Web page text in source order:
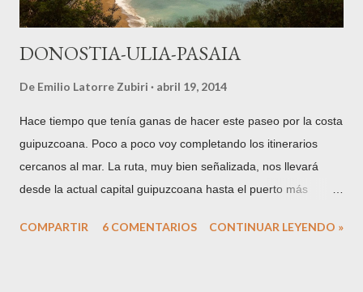
DONOSTIA-ULIA-PASAIA
De Emilio Latorre Zubiri abril 19, 2014
Hace tiempo que tenía ganas de hacer este paseo por la costa
guipuzcoana. Poco a poco voy completando los itinerarios
cercanos al mar. La ruta, muy bien señalizada, nos llevará
desde la actual capital guipuzcoana hasta el puerto más
natural, o fiordo, situado en la desembocadura del río
COMPARTIR 6 COMENTARIOS CONTINUAR LEYENDO »